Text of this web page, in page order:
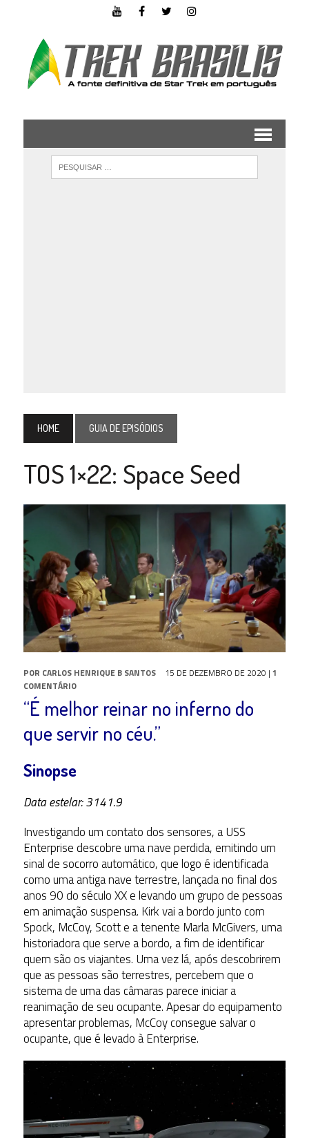
HOME GUIA DE EPISÓDIOS
TOS 1×22: Space Seed
POR CARLOS HENRIQUE B SANTOS 15 DE DEZEMBRO DE 2020 | 1
COMENTÁRIO
“É melhor reinar no inferno do
que servir no céu.”
Sinopse
Data estelar: 3141.9
Investigando um contato dos sensores, a USS
Enterprise descobre uma nave perdida, emitindo um
sinal de socorro automático, que logo é identificada
como uma antiga nave terrestre, lançada no final dos
anos 90 do século XX e levando um grupo de pessoas
em animação suspensa. Kirk vai a bordo junto com
Spock, McCoy, Scott e a tenente Marla McGivers, uma
historiadora que serve a bordo, a fim de identificar
quem são os viajantes. Uma vez lá, após descobrirem
que as pessoas são terrestres, percebem que o
sistema de uma das câmaras parece iniciar a
reanimação de seu ocupante. Apesar do equipamento
apresentar problemas, McCoy consegue salvar o
ocupante, que é levado à Enterprise.